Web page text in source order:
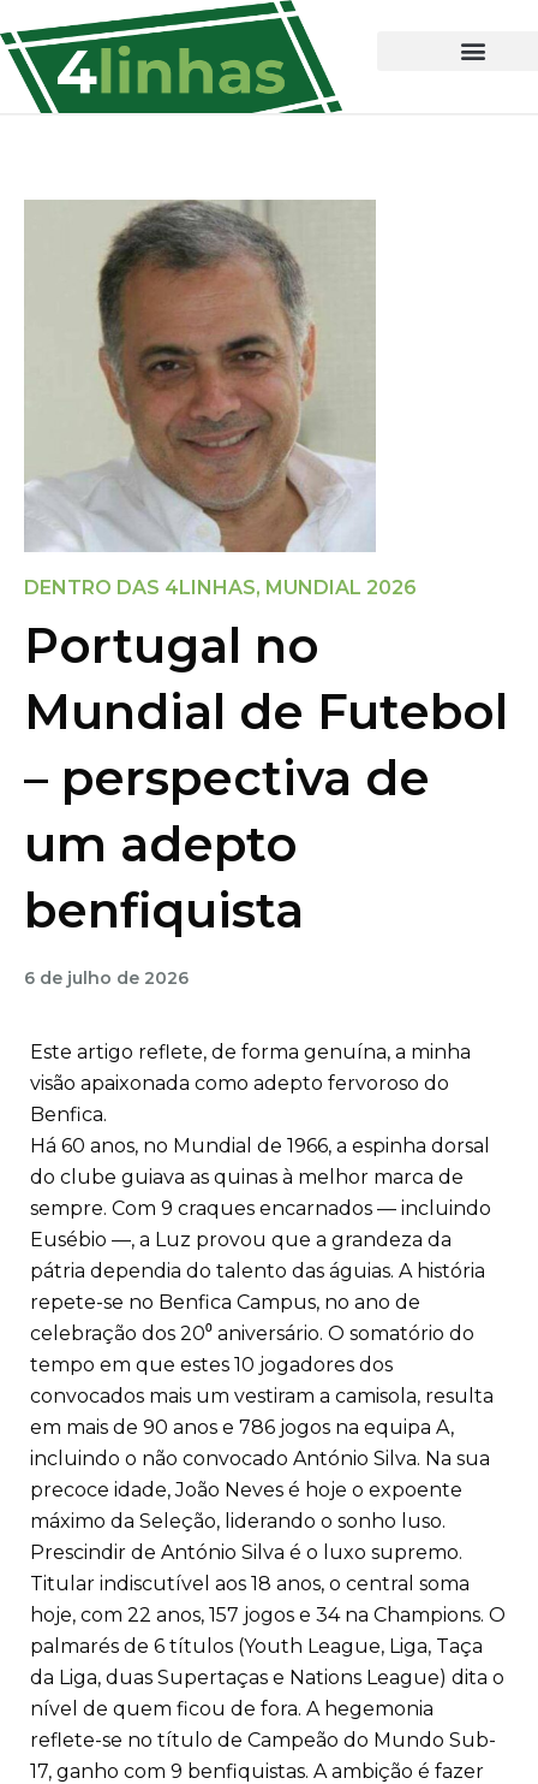
DENTRO DAS 4LINHAS, MUNDIAL 2026
Portugal no
Mundial de Futebol
– perspectiva de
um adepto
benfiquista
6 de julho de 2026
Este artigo reflete, de forma genuína, a minha
visão apaixonada como adepto fervoroso do
Benfica.
Há 60 anos, no Mundial de 1966, a espinha dorsal
do clube guiava as quinas à melhor marca de
sempre. Com 9 craques encarnados — incluindo
Eusébio —, a Luz provou que a grandeza da
pátria dependia do talento das águias. A história
repete-se no Benfica Campus, no ano de
celebração dos 20⁰ aniversário. O somatório do
tempo em que estes 10 jogadores dos
convocados mais um vestiram a camisola, resulta
em mais de 90 anos e 786 jogos na equipa A,
incluindo o não convocado António Silva. Na sua
precoce idade, João Neves é hoje o expoente
máximo da Seleção, liderando o sonho luso.
Prescindir de António Silva é o luxo supremo.
Titular indiscutível aos 18 anos, o central soma
hoje, com 22 anos, 157 jogos e 34 na Champions. O
palmarés de 6 títulos (Youth League, Liga, Taça
da Liga, duas Supertaças e Nations League) dita o
nível de quem ficou de fora. A hegemonia
reflete-se no título de Campeão do Mundo Sub-
17, ganho com 9 benfiquistas. A ambição é fazer